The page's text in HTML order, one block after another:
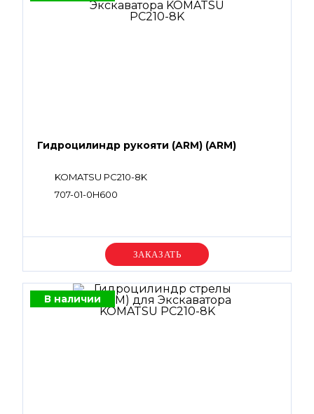
Гидроцилиндр рукояти (ARM) (ARM)
KOMATSU PC210-8K
707-01-0H600
Уточняйте цену
В наличии